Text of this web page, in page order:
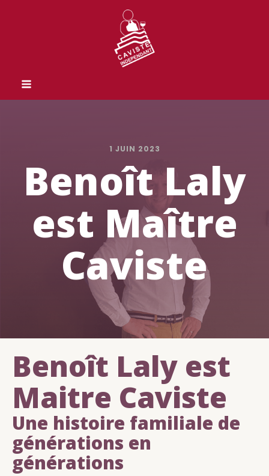
1 JUIN 2023
Benoît Laly
est Maître
Caviste
Benoît Laly est
Maitre Caviste
Une histoire familiale de
générations en
générations